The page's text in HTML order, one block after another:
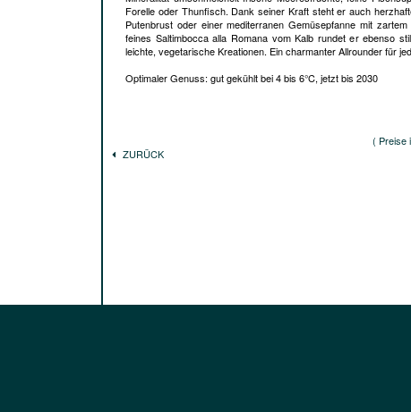
Forelle oder Thunfisch. Dank seiner Kraft steht er auch
Putenbrust oder einer mediterranen Gemüsepfanne mit
feines Saltimbocca alla Romana vom Kalb rundet er ebenso
leichte, vegetarische Kreationen. Ein charmanter Allrounder für
Optimaler Genuss: gut gekühlt bei 4 bis 6°C, jetzt bis 2030
( Preise
ZURÜCK